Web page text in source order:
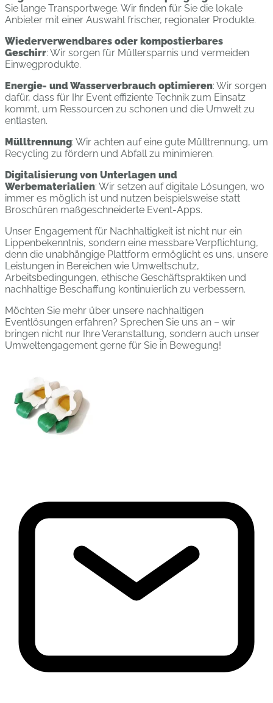
Sie lange Transportwege. Wir finden für Sie die lokale
Anbieter mit einer Auswahl frischer, regionaler Produkte.
Wiederverwendbares oder kompostierbares
Geschirr: Wir sorgen für Müllersparnis und vermeiden
Einwegprodukte.
Energie- und Wasserverbrauch optimieren: Wir sorgen
dafür, dass für Ihr Event effiziente Technik zum Einsatz
kommt, um Ressourcen zu schonen und die Umwelt zu
entlasten.
Mülltrennung: Wir achten auf eine gute Mülltrennung, um
Recycling zu fördern und Abfall zu minimieren.
Digitalisierung von Unterlagen und
Werbematerialien: Wir setzen auf digitale Lösungen, wo
immer es möglich ist und nutzen beispielsweise statt
Broschüren maßgeschneiderte Event-Apps.
Unser Engagement für Nachhaltigkeit ist nicht nur ein
Lippenbekenntnis, sondern eine messbare Verpflichtung,
denn die unabhängige Plattform ermöglicht es uns, unsere
Leistungen in Bereichen wie Umweltschutz,
Arbeitsbedingungen, ethische Geschäftspraktiken und
nachhaltige Beschaffung kontinuierlich zu verbessern.
Möchten Sie mehr über unsere nachhaltigen
Eventlösungen erfahren? Sprechen Sie uns an – wir
bringen nicht nur Ihre Veranstaltung, sondern auch unser
Umweltengagement gerne für Sie in Bewegung!